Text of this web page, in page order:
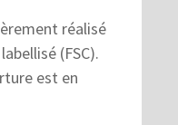
réalisé
(FSC).
est en